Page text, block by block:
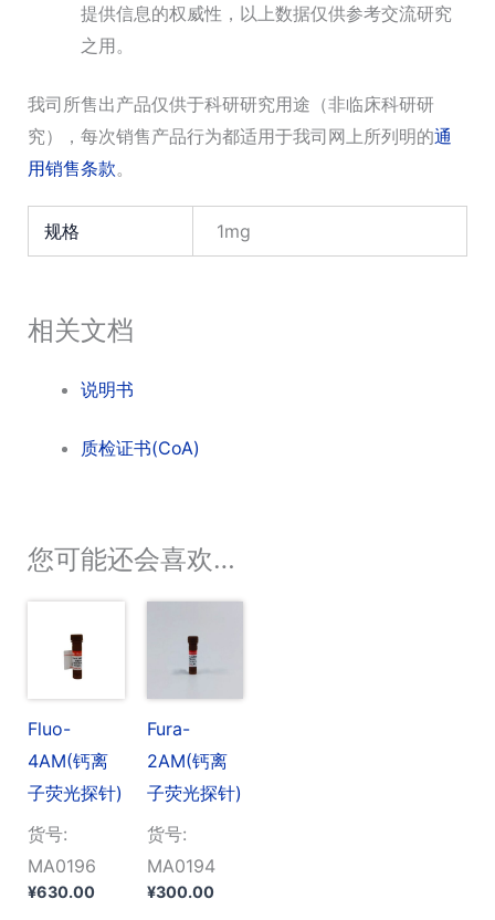
提供信息的权威性，以上数据仅供参考交流研究
之用。
我司所售出产品仅供于科研研究用途（非临床科研研
究），每次销售产品行为都适用于我司网上所列明的通
用销售条款。
规格 1mg
相关文档
说明书
质检证书(CoA)
您可能还会喜欢…
Fluo-
4AM(钙离
子荧光探针)
货号:
MA0196
¥630.00
Fura-
2AM(钙离
子荧光探针)
货号:
MA0194
¥300.00